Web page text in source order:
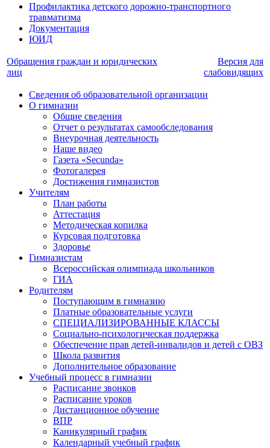
Профилактика детского дорожно-транспортного
травматизма
Документация
ЮИД
Обращения граждан и юридических
лиц
Версия для
слабовидящих
Сведения об образовательной организации
О гимназии
Общие сведения
Отчет о результатах самообследования
Внеурочная деятельность
Наше видео
Газета «Secunda»
Фотогалерея
Достижения гимназистов
Учителям
План работы
Аттестация
Методическая копилка
Курсовая подготовка
Здоровье
Гимназистам
Всероссийская олимпиада школьников
ГИА
Родителям
Поступающим в гимназию
Платные образовательные услуги
СПЕЦИАЛИЗИРОВАННЫЕ КЛАССЫ
Социально-психологическая поддержка
Обеспечение прав детей-инвалидов и детей с ОВЗ
Школа развития
Дополнительное образование
Учебный процесс в гимназии
Расписание звонков
Расписание уроков
Дистанционное обучение
ВПР
Каникулярный график
Календарный учебный график